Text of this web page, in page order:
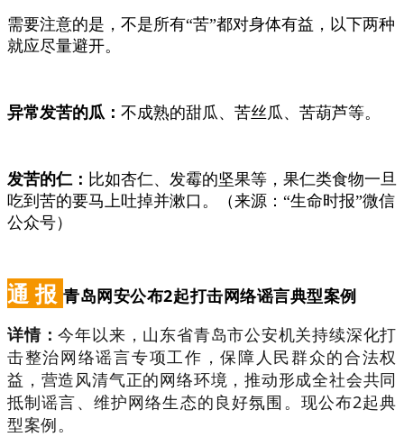
需要注意的是，不是所有“苦”都对身体有益，以下两种
就应尽量避开。
异常发苦的瓜： 不成熟的甜瓜、苦丝瓜、苦葫芦等。
发苦的仁： 比如杏仁、发霉的坚果等，果仁类食物一旦
吃到苦的要马上吐掉并漱口。（来源：“生命时报”微信
公众号）
通 报青岛网安公布2起打击网络谣言典型案例
详情：今年以来，山东省青岛市公安机关持续深化打
击整治网络谣言专项工作，保障人民群众的合法权
益，营造风清气正的网络环境，推动形成全社会共同
抵制谣言、维护网络生态的良好氛围。现公布2起典
型案例。